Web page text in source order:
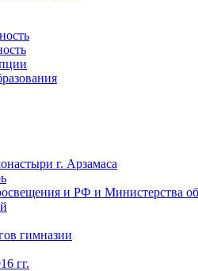
г. Арзамаса
и РФ и Министерства
гимназии
гг.